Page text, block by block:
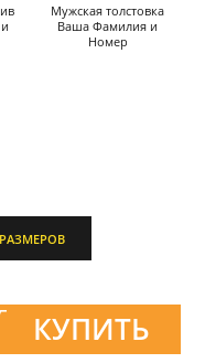
Мужская толстовка
Ваша Фамилия и
Номер
КУПИТЬ